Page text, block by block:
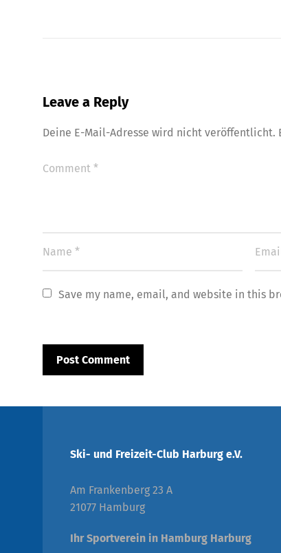
Leave a Reply
Deine E-Mail-Adresse wird nicht veröffentlicht.
Save my name, email, and website in this
Ski- und Freizeit-Club Harburg e.V.
Am Frankenberg 23 A
21077 Hamburg
Ihr Sportverein in Hamburg Harburg